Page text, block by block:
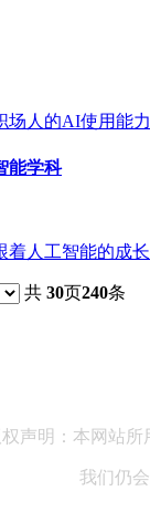
场人的AI使用能
能学科
着人工智能的成
共 30页240条
声明：本网站所
我们仍